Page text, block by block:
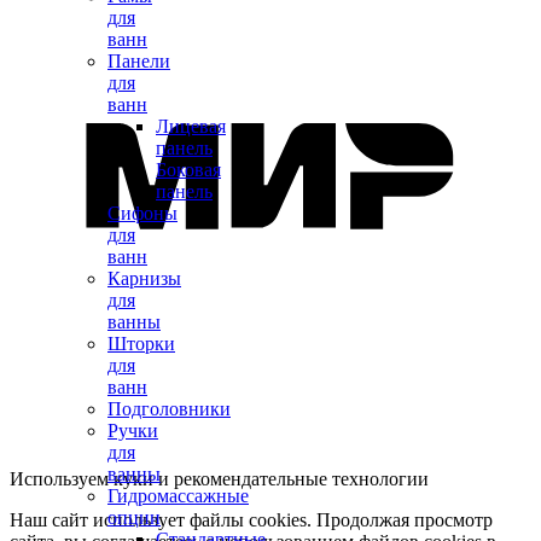
для
ванн
Панели
для
ванн
Лицевая
панель
Боковая
панель
Сифоны
для
ванн
Карнизы
для
ванны
Шторки
для
ванн
Подголовники
Ручки
для
ванны
Гидромассажные
опции
Используем куки и рекомендательные технологии
Наш сайт использует файлы cookies. Продолжая просмотр